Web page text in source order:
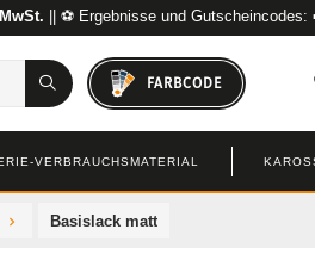
|| ⚽ Ergebnisse und
FARBCODE
VERBRAUCHSMATERIAL
Basislack matt